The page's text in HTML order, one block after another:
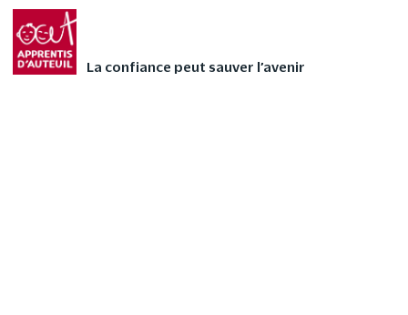
La confiance peut sauver l’avenir
Faites vivre l’Avent
autrement à votre